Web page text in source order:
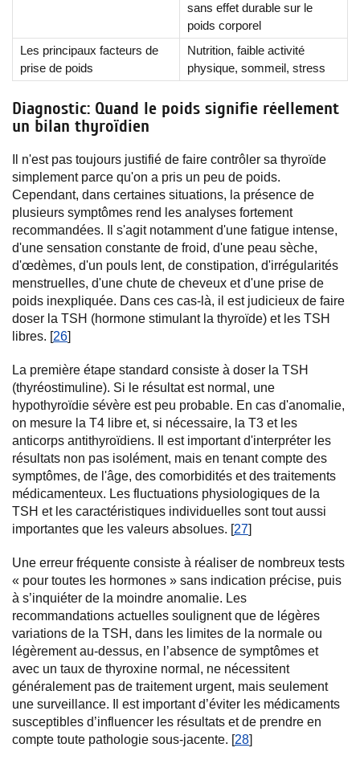
sans effet durable sur le
poids corporel
Les principaux facteurs de
prise de poids
Nutrition, faible activité
physique, sommeil, stress
Diagnostic: Quand le poids signifie réellement
un bilan thyroïdien
Il n'est pas toujours justifié de faire contrôler sa thyroïde
simplement parce qu'on a pris un peu de poids.
Cependant, dans certaines situations, la présence de
plusieurs symptômes rend les analyses fortement
recommandées. Il s'agit notamment d'une fatigue intense,
d'une sensation constante de froid, d'une peau sèche,
d'œdèmes, d'un pouls lent, de constipation, d'irrégularités
menstruelles, d'une chute de cheveux et d'une prise de
poids inexpliquée. Dans ces cas-là, il est judicieux de faire
doser la TSH (hormone stimulant la thyroïde) et les TSH
libres. [26]
La première étape standard consiste à doser la TSH
(thyréostimuline). Si le résultat est normal, une
hypothyroïdie sévère est peu probable. En cas d'anomalie,
on mesure la T4 libre et, si nécessaire, la T3 et les
anticorps antithyroïdiens. Il est important d'interpréter les
résultats non pas isolément, mais en tenant compte des
symptômes, de l'âge, des comorbidités et des traitements
médicamenteux. Les fluctuations physiologiques de la
TSH et les caractéristiques individuelles sont tout aussi
importantes que les valeurs absolues. [27]
Une erreur fréquente consiste à réaliser de nombreux tests
« pour toutes les hormones » sans indication précise, puis
à s’inquiéter de la moindre anomalie. Les
recommandations actuelles soulignent que de légères
variations de la TSH, dans les limites de la normale ou
légèrement au-dessus, en l’absence de symptômes et
avec un taux de thyroxine normal, ne nécessitent
généralement pas de traitement urgent, mais seulement
une surveillance. Il est important d’éviter les médicaments
susceptibles d’influencer les résultats et de prendre en
compte toute pathologie sous-jacente. [28]